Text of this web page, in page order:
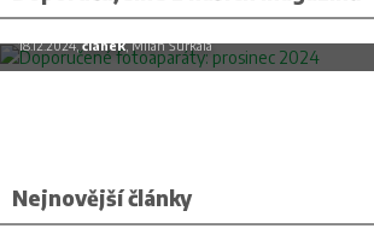
Doporučené fotoaparáty: prosinec 2024
18.12.2024,článek, Milan Šurkala
Nejnovější články